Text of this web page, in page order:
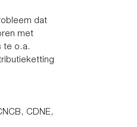
dat
met
te o.a.
CDNE,